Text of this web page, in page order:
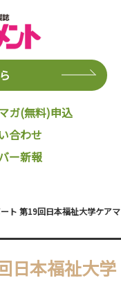
ガ(無料)申込
合わせ
ー新報
ト 第19回日本福祉大学ケア
日本福祉大学